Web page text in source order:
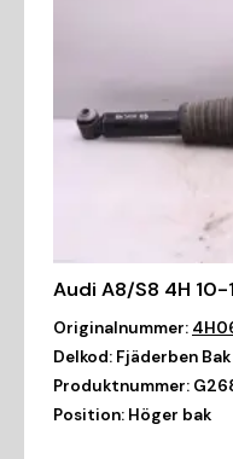
Audi A8/S8 4H 10-
Originalnummer:
Delkod: Fjäderben
Produktnummer:
Position: Höger bak